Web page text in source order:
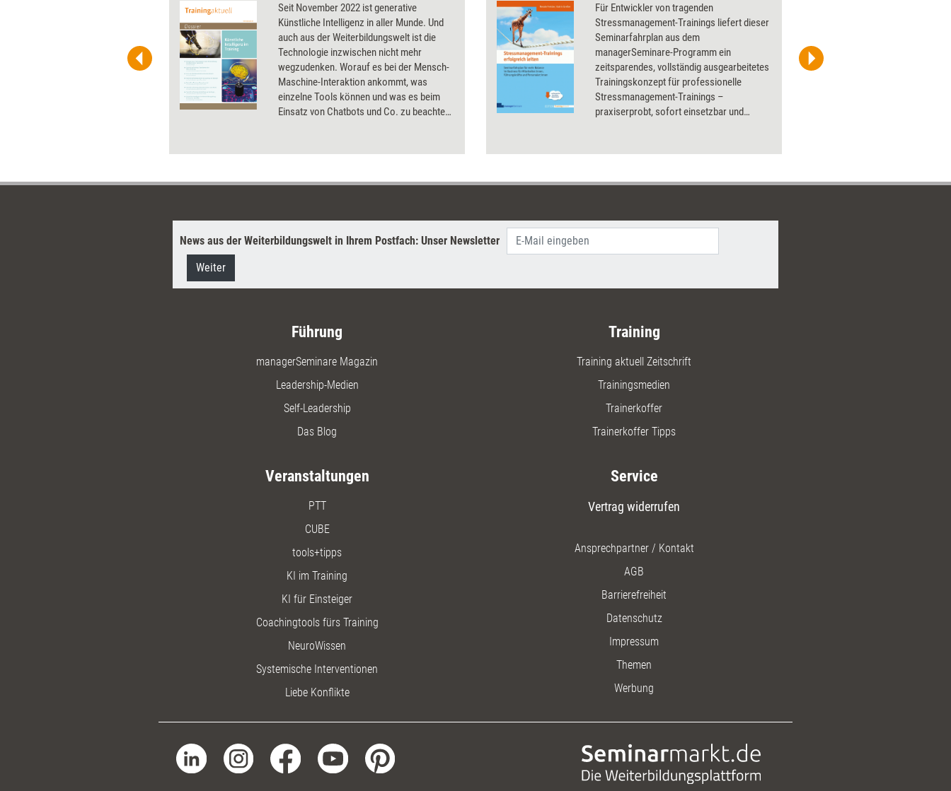
Seit November 2022 ist generative
Künstliche Intelligenz in aller Munde. Und
auch aus der Weiterbildungswelt ist die
Technologie inzwischen nicht mehr
wegzudenken. Worauf es bei der Mensch-
Maschine-Interaktion ankommt, was
einzelne Tools können und was es beim
Einsatz von Chatbots und Co. zu beachten
Für Entwickler von tragenden
Stressmanagement-Trainings liefert dieser
Seminarfahrplan aus dem
managerSeminare-Programm ein
zeitsparendes, vollständig ausgearbeitetes
Trainingskonzept für professionelle
Stressmanagement-Trainings –
praxiserprobt, sofort einsetzbar und
zwei aufeinander abgestimmte Regiepläne:
und ein Drei-Tages-Seminar für
News aus der Weiterbildungswelt in Ihrem Postfach: Unser Newsletter
Weiter
Führung
managerSeminare Magazin
Leadership-Medien
Self-Leadership
Das Blog
Training
Training aktuell Zeitschrift
Trainingsmedien
Trainerkoffer
Trainerkoffer Tipps
Veranstaltungen
PTT
CUBE
tools+tipps
KI im Training
KI für Einsteiger
Coachingtools fürs Training
NeuroWissen
Systemische Interventionen
Liebe Konflikte
Service
Vertrag widerrufen
Ansprechpartner / Kontakt
AGB
Barrierefreiheit
Datenschutz
Impressum
Themen
Werbung